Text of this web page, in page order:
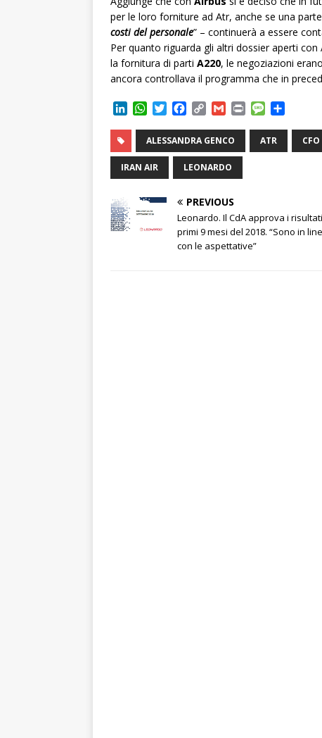
per le loro forniture ad Atr, anche se una
costi del personale” – continuerà a essere
Per quanto riguarda gli altri dossier aperti
la fornitura di parti A220, le negoziazioni
ancora controllava il programma che in
k
e
d
n
W
a
t
s
A
p
T
i
t
e
c
e
b
o
k
C
p
y
L
i
k
G
a
i
l
P
n
M
s
s
d
i
ALESSANDRA GENCO ATR CFO
IRAN AIR LEONARDO
PREVIOUS
Leonardo. Il CdA approva i
primi 9 mesi del 2018. “Sono in
con le aspettative”